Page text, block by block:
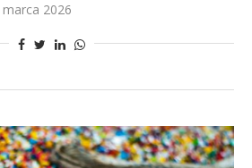
marca 2026